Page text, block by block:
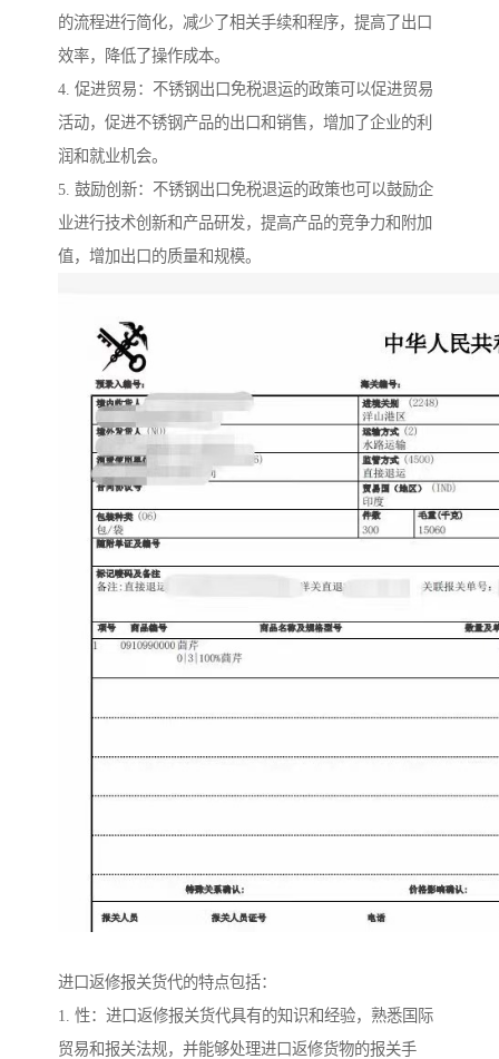
的流程进行简化，减少了相关手续和程序，提高了出口
效率，降低了操作成本。
4. 促进贸易：不锈钢出口免税退运的政策可以促进贸易
活动，促进不锈钢产品的出口和销售，增加了企业的利
润和就业机会。
5. 鼓励创新：不锈钢出口免税退运的政策也可以鼓励企
业进行技术创新和产品研发，提高产品的竞争力和附加
值，增加出口的质量和规模。
进口返修报关货代的特点包括：
1. 性：进口返修报关货代具有的知识和经验，熟悉国际
贸易和报关法规，并能够处理进口返修货物的报关手